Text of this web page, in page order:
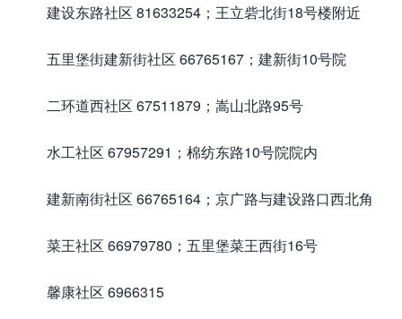
建设东路社区 81633254；王立砦北街18号楼附近
五里堡街建新街社区 66765167；建新街10号院
二环道西社区 67511879；嵩山北路95号
水工社区 67957291；棉纺东路10号院院内
建新南街社区 66765164；京广路与建设路口西北角
菜王社区 66979780；五里堡菜王西街16号
馨康社区 6966315